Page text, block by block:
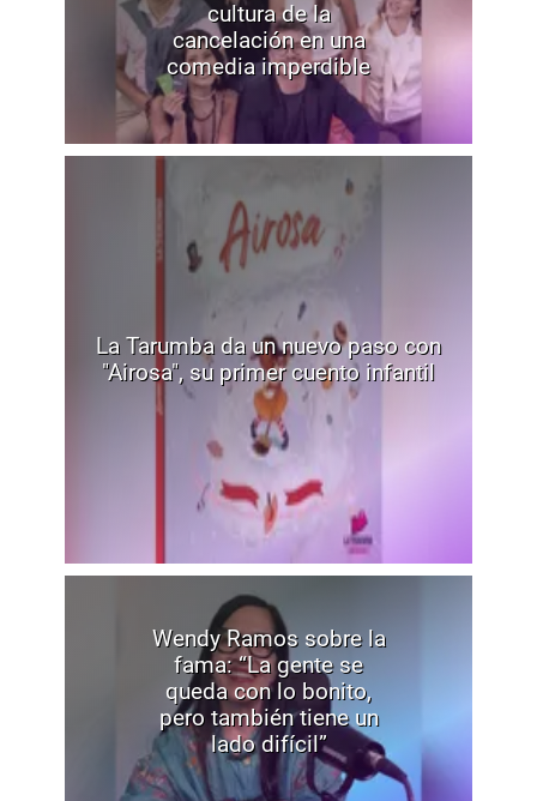
cultura de la
cancelación en una
comedia imperdible
La Tarumba da un nuevo paso con
"Airosa", su primer cuento infantil
Wendy Ramos sobre la
fama: “La gente se
queda con lo bonito,
pero también tiene un
lado difícil”